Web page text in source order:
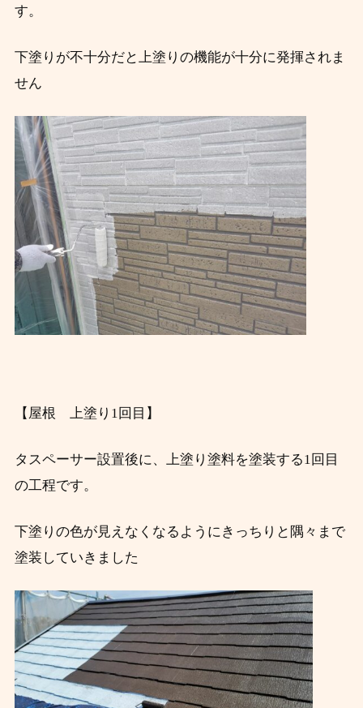
す。
下塗りが不十分だと上塗りの機能が十分に発揮されま
せん
【屋根 上塗り1回目】
タスペーサー設置後に、上塗り塗料を塗装する1回目
の工程です。
下塗りの色が見えなくなるようにきっちりと隅々まで
塗装していきました